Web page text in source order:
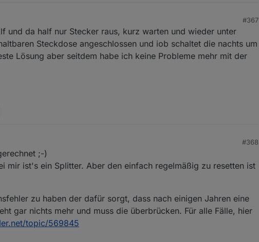
#367
und da half nur Stecker raus, kurz warten und wieder unter
Steckdose angeschlossen und iob schaltet die nachts um
Lösung aber seitdem habe ich keine Probleme mehr mit der
#368
;-)
mir ist's ein Splitter. Aber den einfach regelmäßig zu resetten ist
zu haben der dafür sorgt, dass nach einigen Jahren eine
gar nichts mehr und muss die überbrücken. Für alle Fälle, hier
topic/569845